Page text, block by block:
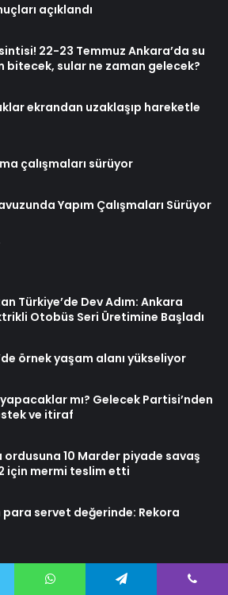
açıklandı
22-23 Temmuz Ankara’da su
bitecek, sular ne zaman gelecek?
ekrandan uzaklaşıp hareketle
çalışmaları sürüyor
Yapım Çalışmaları Sürüyor
Türkiye’de Dev Adım: Ankara
Otobüs Seri Üretimine Başladı
örnek yaşam alanı yükseliyor
mı? Gelecek Partisi’nden
ve itiraf
ordusuna 10 Marder piyade savaş
için mermi teslim etti
para servet değerinde: Rekora